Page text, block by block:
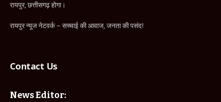
रायपुर, छत्तीसगढ़ होगा।
रायपुर न्यूज नेटवर्क – सच्चाई की आवाज, जनता की पसंद!
Contact Us
News Editor: